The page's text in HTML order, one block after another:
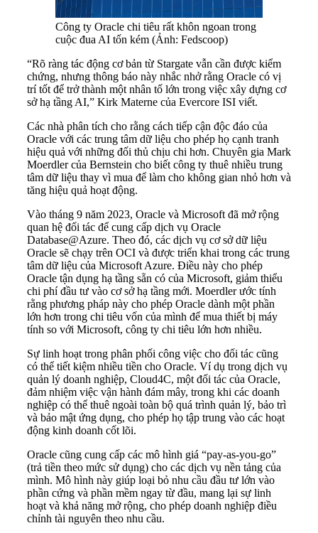
Công ty Oracle chi tiêu rất khôn ngoan trong
cuộc đua AI tốn kém (Ảnh: Fedscoop)
“Rõ ràng tác động cơ bản từ Stargate vẫn cần được kiểm
chứng, nhưng thông báo này nhắc nhở rằng Oracle có vị
trí tốt để trở thành một nhân tố lớn trong việc xây dựng cơ
sở hạ tầng AI,” Kirk Materne của Evercore ISI viết.
Các nhà phân tích cho rằng cách tiếp cận độc đáo của
Oracle với các trung tâm dữ liệu cho phép họ cạnh tranh
hiệu quả với những đối thủ chịu chi hơn. Chuyên gia Mark
Moerdler của Bernstein cho biết công ty thuê nhiều trung
tâm dữ liệu thay vì mua để làm cho không gian nhỏ hơn và
tăng hiệu quả hoạt động.
Vào tháng 9 năm 2023, Oracle và Microsoft đã mở rộng
quan hệ đối tác để cung cấp dịch vụ Oracle
Database@Azure. Theo đó, các dịch vụ cơ sở dữ liệu
Oracle sẽ chạy trên OCI và được triển khai trong các trung
tâm dữ liệu của Microsoft Azure. Điều này cho phép
Oracle tận dụng hạ tầng sẵn có của Microsoft, giảm thiểu
chi phí đầu tư vào cơ sở hạ tầng mới. Moerdler ước tính
rằng phương pháp này cho phép Oracle dành một phần
lớn hơn trong chi tiêu vốn của mình để mua thiết bị máy
tính so với Microsoft, công ty chi tiêu lớn hơn nhiều.
Sự linh hoạt trong phân phối công việc cho đối tác cũng
có thể tiết kiệm nhiều tiền cho Oracle. Ví dụ trong dịch vụ
quản lý doanh nghiệp, Cloud4C, một đối tác của Oracle,
đảm nhiệm việc vận hành đám mây, trong khi các doanh
nghiệp có thể thuê ngoài toàn bộ quá trình quản lý, bảo trì
và bảo mật ứng dụng, cho phép họ tập trung vào các hoạt
động kinh doanh cốt lõi.
Oracle cũng cung cấp các mô hình giá “pay-as-you-go”
(trả tiền theo mức sử dụng) cho các dịch vụ nền tảng của
mình. Mô hình này giúp loại bỏ nhu cầu đầu tư lớn vào
phần cứng và phần mềm ngay từ đầu, mang lại sự linh
hoạt và khả năng mở rộng, cho phép doanh nghiệp điều
chỉnh tài nguyên theo nhu cầu.